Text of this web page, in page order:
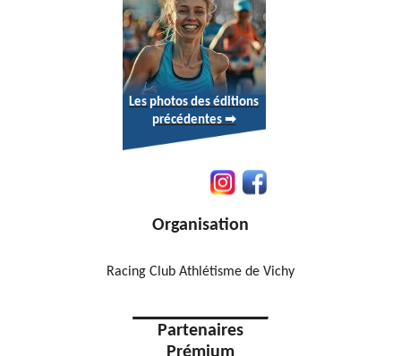
Les photos des éditions
précédentes ➡
Organisation
Racing Club Athlétisme de Vichy
Partenaires
Prémium